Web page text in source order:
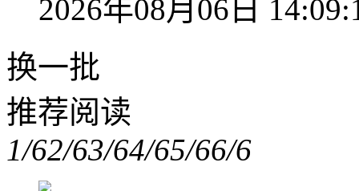
2026年08月06日
换一批
推荐阅读
1/62/63/64/65/66/6